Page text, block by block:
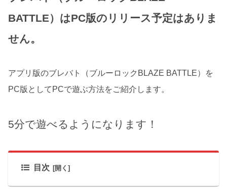
BATTLE）はPC版のリリース予定はありま
せん。
アプリ版のブレバト（ブルーロックBLAZE BATTLE）を
PC版としてPCで遊ぶ方法をご紹介します。
5分で遊べるようになります！
目次